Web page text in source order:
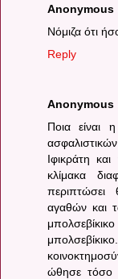
Anonymous
Νόμιζα ότι
Reply
Anonymous
Ποια είναι
Ιφικράτη
κλίμακα
περιπτώσει
αγαθών και
ώθησε τόσο